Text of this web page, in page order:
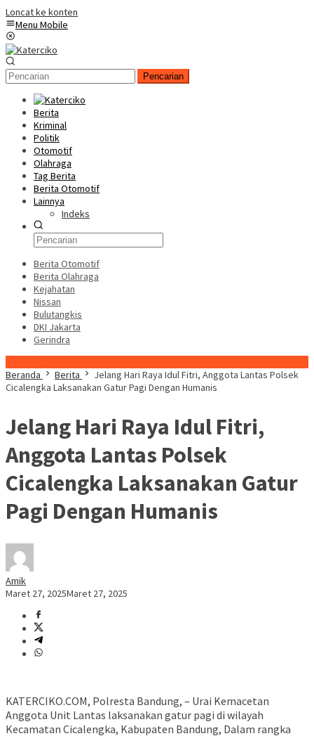
Loncat ke konten
Menu Mobile
Pencarian
Berita
Kriminal
Politik
Otomotif
Olahraga
Tag Berita
Berita Otomotif
Lainnya
Indeks
Berita Otomotif
Berita Olahraga
Kejahatan
Nissan
Bulutangkis
DKI Jakarta
Gerindra
Beranda
Berita
Jelang Hari Raya Idul Fitri, Anggota Lantas Polsek
Cicalengka Laksanakan Gatur Pagi Dengan Humanis
Jelang Hari Raya Idul Fitri,
Anggota Lantas Polsek
Cicalengka Laksanakan Gatur
Pagi Dengan Humanis
Amik
Maret 27, 2025Maret 27, 2025
KATERCIKO.COM, Polresta Bandung, – Urai Kemacetan
Anggota Unit Lantas laksanakan gatur pagi di wilayah
Kecamatan Cicalengka, Kabupaten Bandung, Dalam rangka